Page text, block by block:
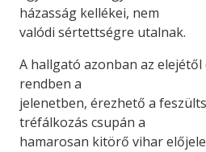
házasság kellékei, nem
valódi sértettségre utalnak.
A hallgató azonban az elejétől
rendben a
jelenetben, érezhető a
tréfálkozás csupán a
hamarosan kitörő vihar